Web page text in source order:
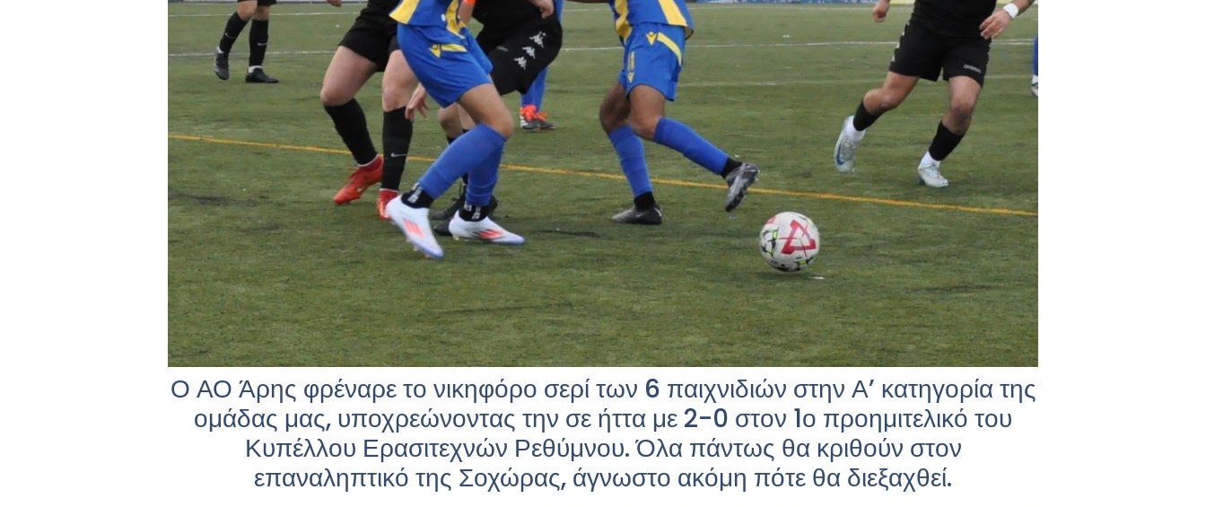
Ο ΑΟ Άρης φρέναρε το νικηφόρο σερί των 6 παιχνιδιών στην Α’ κατηγορία της
ομάδας μας, υποχρεώνοντας την σε ήττα με 2-0 στον 1ο προημιτελικό του
Κυπέλλου Ερασιτεχνών Ρεθύμνου. Όλα πάντως θα κριθούν στον
επαναληπτικό της Σοχώρας, άγνωστο ακόμη πότε θα διεξαχθεί.